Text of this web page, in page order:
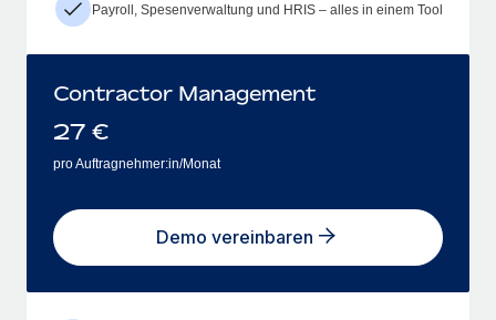
Payroll, Spesenverwaltung und HRIS – alles in einem Tool
Contractor Management
27 €
pro Auftragnehmer:in/Monat
Demo vereinbaren